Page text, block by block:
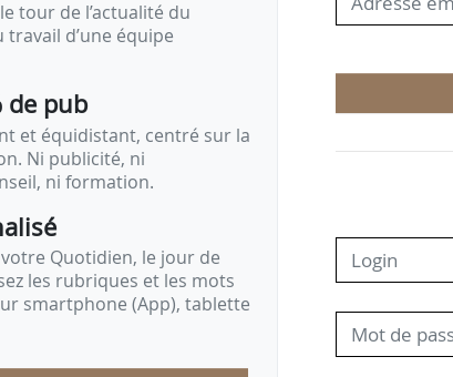
tour de l’actualité du
travail d’une équipe
de pub
et équidistant, centré sur la
Ni publicité, ni
ni formation.
votre Quotidien, le jour de
les rubriques et les mots
smartphone (App), tablette